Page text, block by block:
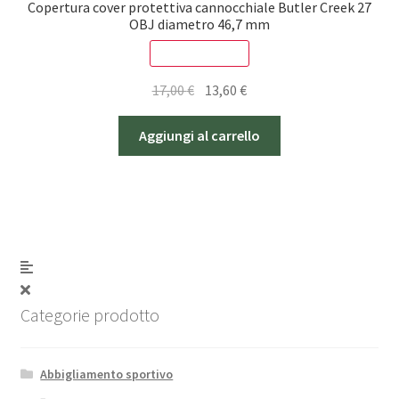
Copertura cover protettiva cannocchiale Butler Creek 27
OBJ diametro 46,7 mm
17,00€
originale
era:
13,60€Il
attuale
è:
Aggiungi al carrello
Categorie prodotto
Abbigliamento sportivo